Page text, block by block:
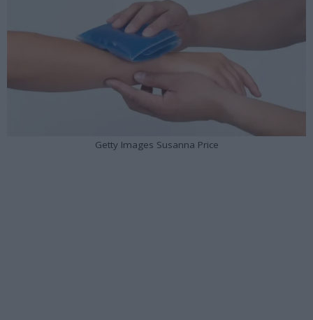
Getty Images Susanna Price